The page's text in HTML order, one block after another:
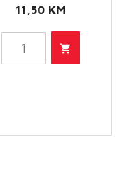
11,50 KM
711/51
Filter